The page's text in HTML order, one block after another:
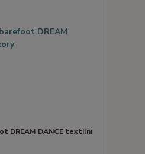
DREAM DANCE textilní